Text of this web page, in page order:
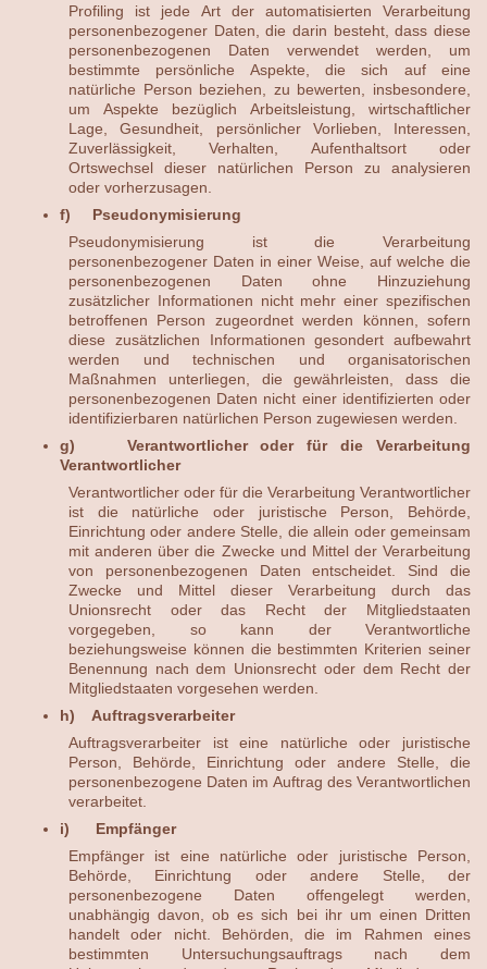
Profiling ist jede Art der automatisierten Verarbeitung
personenbezogener Daten, die darin besteht, dass diese
personenbezogenen Daten verwendet werden, um
bestimmte persönliche Aspekte, die sich auf eine
natürliche Person beziehen, zu bewerten, insbesondere,
um Aspekte bezüglich Arbeitsleistung, wirtschaftlicher
Lage, Gesundheit, persönlicher Vorlieben, Interessen,
Zuverlässigkeit, Verhalten, Aufenthaltsort oder
Ortswechsel dieser natürlichen Person zu analysieren
oder vorherzusagen.
f) Pseudonymisierung
Pseudonymisierung ist die Verarbeitung
personenbezogener Daten in einer Weise, auf welche die
personenbezogenen Daten ohne Hinzuziehung
zusätzlicher Informationen nicht mehr einer spezifischen
betroffenen Person zugeordnet werden können, sofern
diese zusätzlichen Informationen gesondert aufbewahrt
werden und technischen und organisatorischen
Maßnahmen unterliegen, die gewährleisten, dass die
personenbezogenen Daten nicht einer identifizierten oder
identifizierbaren natürlichen Person zugewiesen werden.
g) Verantwortlicher oder für die Verarbeitung
Verantwortlicher
Verantwortlicher oder für die Verarbeitung Verantwortlicher
ist die natürliche oder juristische Person, Behörde,
Einrichtung oder andere Stelle, die allein oder gemeinsam
mit anderen über die Zwecke und Mittel der Verarbeitung
von personenbezogenen Daten entscheidet. Sind die
Zwecke und Mittel dieser Verarbeitung durch das
Unionsrecht oder das Recht der Mitgliedstaaten
vorgegeben, so kann der Verantwortliche
beziehungsweise können die bestimmten Kriterien seiner
Benennung nach dem Unionsrecht oder dem Recht der
Mitgliedstaaten vorgesehen werden.
h) Auftragsverarbeiter
Auftragsverarbeiter ist eine natürliche oder juristische
Person, Behörde, Einrichtung oder andere Stelle, die
personenbezogene Daten im Auftrag des Verantwortlichen
verarbeitet.
i) Empfänger
Empfänger ist eine natürliche oder juristische Person,
Behörde, Einrichtung oder andere Stelle, der
personenbezogene Daten offengelegt werden,
unabhängig davon, ob es sich bei ihr um einen Dritten
handelt oder nicht. Behörden, die im Rahmen eines
bestimmten Untersuchungsauftrags nach dem